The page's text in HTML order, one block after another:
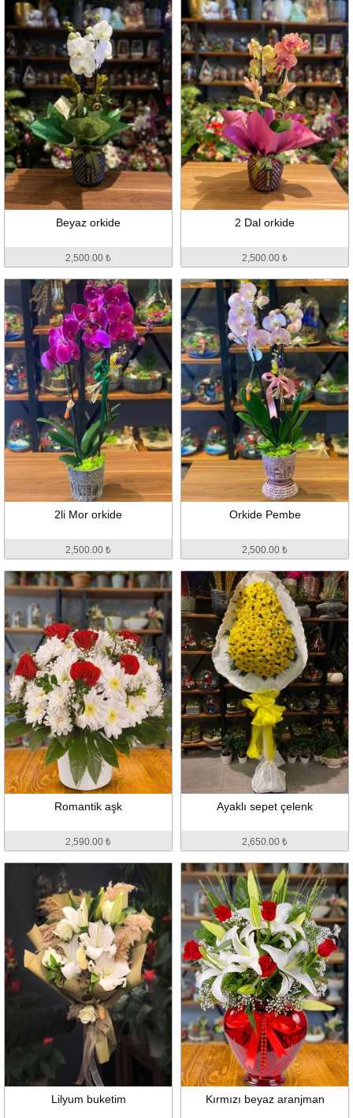
Beyaz orkide
2,500.00 ₺
2 Dal orkide
2,500.00 ₺
2li Mor orkide
2,500.00 ₺
Orkide Pembe
2,500.00 ₺
Romantik aşk
2,590.00 ₺
Ayaklı sepet çelenk
2,650.00 ₺
Lilyum buketim Kırmızı beyaz aranjman